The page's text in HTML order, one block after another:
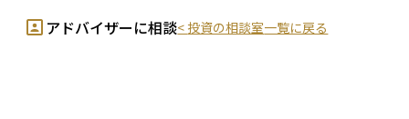
アドバイザーに相談< 投資の相談室一覧に戻る